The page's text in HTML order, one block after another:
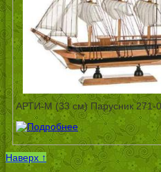
АРТИ-М (33 см) Парусник 271-
Наверх ↑